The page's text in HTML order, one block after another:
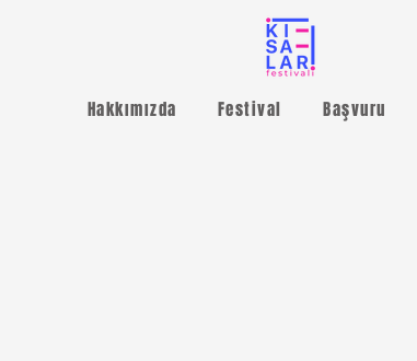
Hakkımızda Festival Başvuru